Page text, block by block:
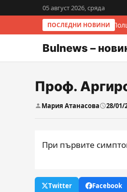
05 август 2026, сряда
ПОСЛЕДНИ НОВИНИ
Италия и
Bulnews –
Проф.
Мария Атанасова 28/01/
При първите
Twitter Facebook